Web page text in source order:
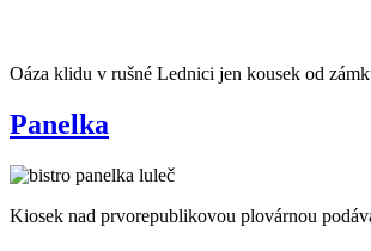
Oáza klidu v rušné Lednici jen kousek od
Panelka
Kiosek nad prvorepublikovou plovárnou